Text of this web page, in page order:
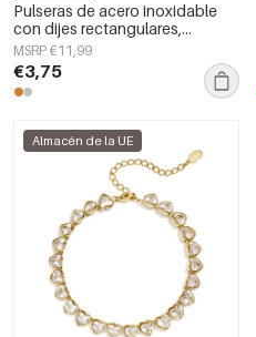
Pulseras de acero inoxidable
con dijes rectangulares,
sencillas, de la serie Daily
Simple, joyería para mujer.
MSRP €11,99
€3,75
Almacén de la UE